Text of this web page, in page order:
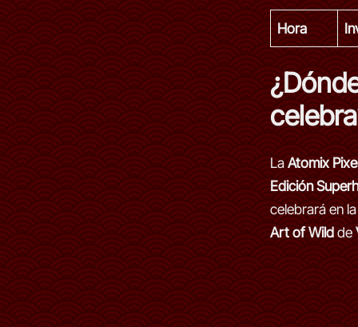
Hora
LaAtomix
Edición
celebrará en
Art of Wildde